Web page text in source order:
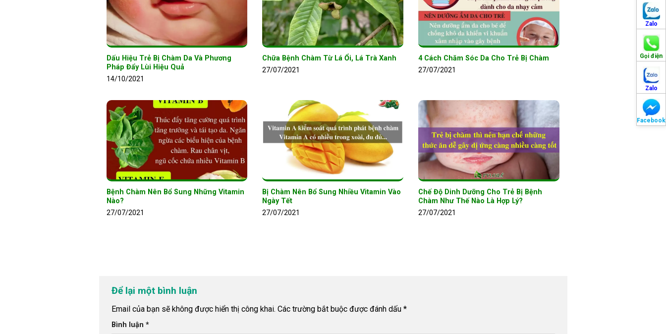
Zalo
Gọi điện
Zalo
Facebook
Dấu Hiệu Trẻ Bị Chàm Da Và Phương
Pháp Đẩy Lùi Hiệu Quả
14/10/2021
Chữa Bệnh Chàm Từ Lá Ổi, Lá Trà Xanh
27/07/2021
4 Cách Chăm Sóc Da Cho Trẻ Bị Chàm
27/07/2021
Bệnh Chàm Nên Bổ Sung Những Vitamin
Nào?
27/07/2021
Bị Chàm Nên Bổ Sung Nhiều Vitamin Vào
Ngày Tết
27/07/2021
Chế Độ Dinh Dưỡng Cho Trẻ Bị Bệnh
Chàm Như Thế Nào Là Hợp Lý?
27/07/2021
Để lại một bình luận
Email của bạn sẽ không được hiển thị công khai. Các trường bắt buộc được đánh dấu *
Bình luận *